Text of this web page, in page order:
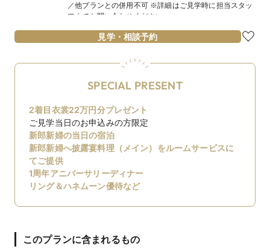
／他プランとの併用不可 ※詳細はご見学時に担当スタッ
フまでお問い合わせください
見学・相談予約
SPECIAL PRESENT
2着目衣裳22万円分プレゼント
ご見学当日のお申込みの方限定
新郎新婦の当日の宿泊
新郎新婦へ披露宴料理（メイン）をルームサービスに
てご提供
1周年アニバーサリーディナー
リング＆ハネムーン優待など
このプランに含まれるもの